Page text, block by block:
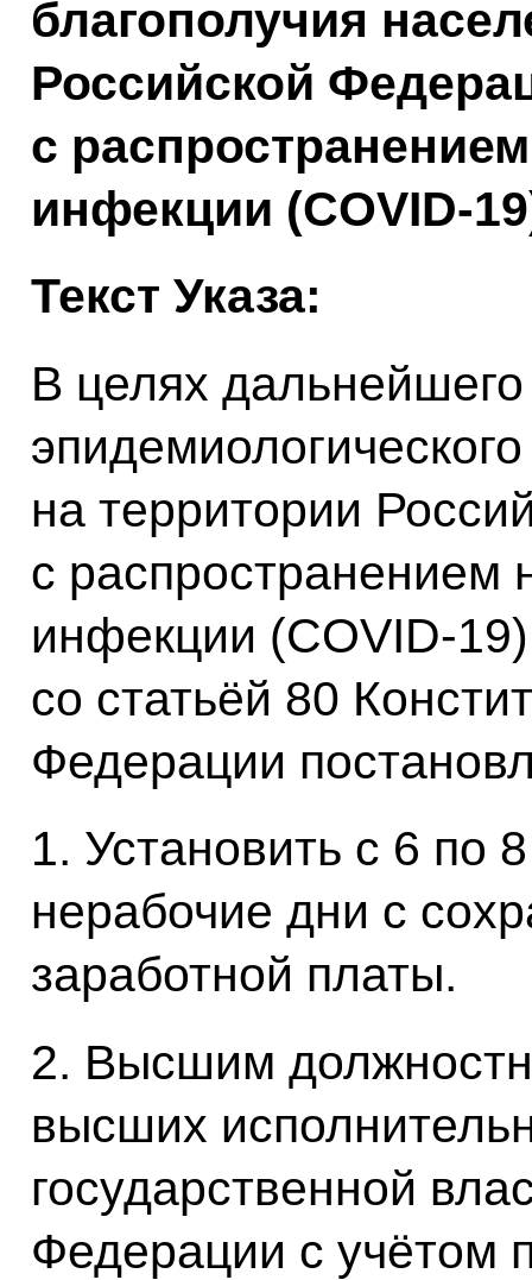
благополучия
Российской
с
инфекции (COVID-
Текст Указа:
В целях
на территории
с распространением
инфекции (COVID-
со статьёй 80
Федерации
1. Установить с 6 по
нерабочие дни с
заработной платы.
2. Высшим
высших
государственной
Федерации с учётом